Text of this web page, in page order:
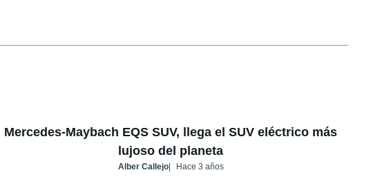
Mercedes-Maybach EQS SUV, llega el SUV eléctrico más
lujoso del planeta
Alber Callejo Hace 3 años